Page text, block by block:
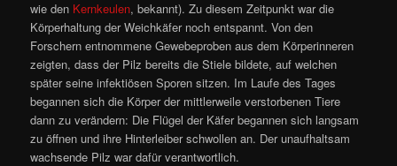
wie den Kernkeulen, bekannt). Zu diesem Zeitpunkt war die
Körperhaltung der Weichkäfer noch entspannt. Von den
Forschern entnommene Gewebeproben aus dem Körperinneren
zeigten, dass der Pilz bereits die Stiele bildete, auf welchen
später seine infektiösen Sporen sitzen. Im Laufe des Tages
begannen sich die Körper der mittlerweile verstorbenen Tiere
dann zu verändern: Die Flügel der Käfer begannen sich langsam
zu öffnen und ihre Hinterleiber schwollen an. Der unaufhaltsam
wachsende Pilz war dafür verantwortlich.